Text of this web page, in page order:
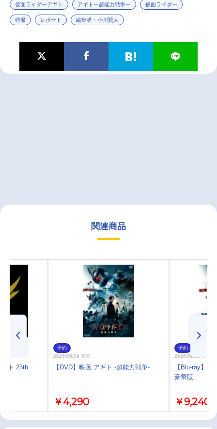
仮面ライダーアギト アギトー超能力戦争ー 仮面ライダー
特撮 レポート 編集者・小川賢人
関連商品
ト 25th
予約
2026/09/09 発売
【DVD】映画 アギト -超能力戦争-
￥4,290
予約
2026/09/09 発売
【Blu-ray】
豪華版
￥9,240